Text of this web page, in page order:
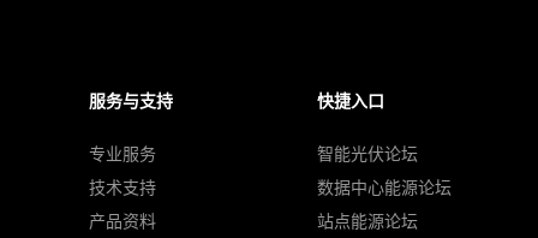
服务与支持
专业服务
技术支持
产品资料
快捷入口
智能光伏论坛
数据中心能源论坛
站点能源论坛